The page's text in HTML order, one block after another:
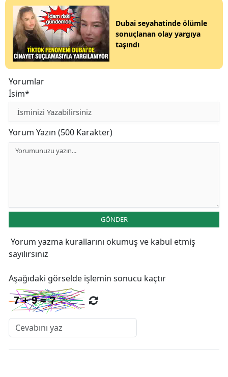
Dubai seyahatinde ölümle
sonuçlanan olay yargıya
taşındı
Yorumlar
İsim*
Yorum Yazın (500 Karakter)
GÖNDER
Yorum yazma kurallarını okumuş ve kabul etmiş
sayılırsınız
Aşağıdaki görselde işlemin sonucu kaçtır